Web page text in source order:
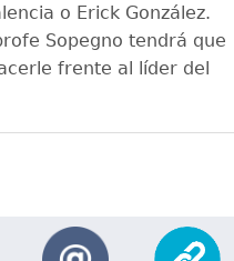
o Erick González.
Sopegno tendrá que
frente al líder del